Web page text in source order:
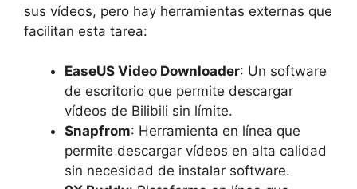
sus vídeos, pero hay herramientas externas que
facilitan esta tarea:
EaseUS Video Downloader: Un software
de escritorio que permite descargar
vídeos de Bilibili sin límite.
Snapfrom: Herramienta en línea que
permite descargar vídeos en alta calidad
sin necesidad de instalar software.